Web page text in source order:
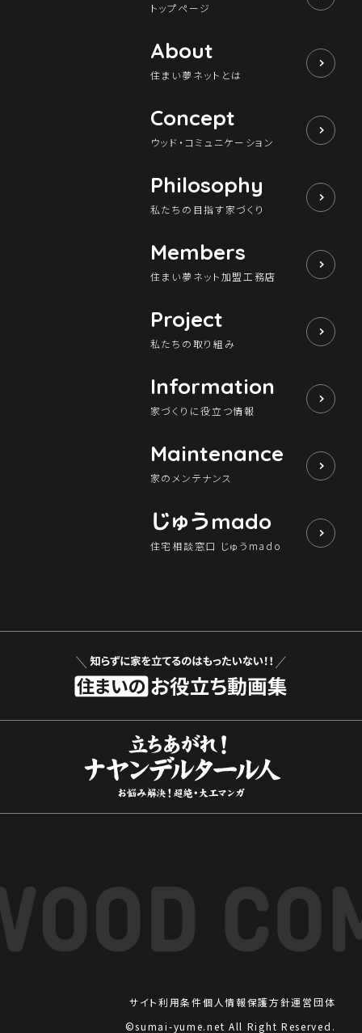
トップページ
About
住まい夢ネットとは
Concept
ウッド・コミュニケーション
Philosophy
私たちの目指す家づくり
Members
住まい夢ネット加盟工務店
Project
私たちの取り組み
Information
家づくりに役立つ情報
Maintenance
家のメンテナンス
じゅうmado
住宅相談窓口 じゅうmado
サイト利用条件個人情報保護方針運営団体
©sumai-yume.net All Right Reserved.